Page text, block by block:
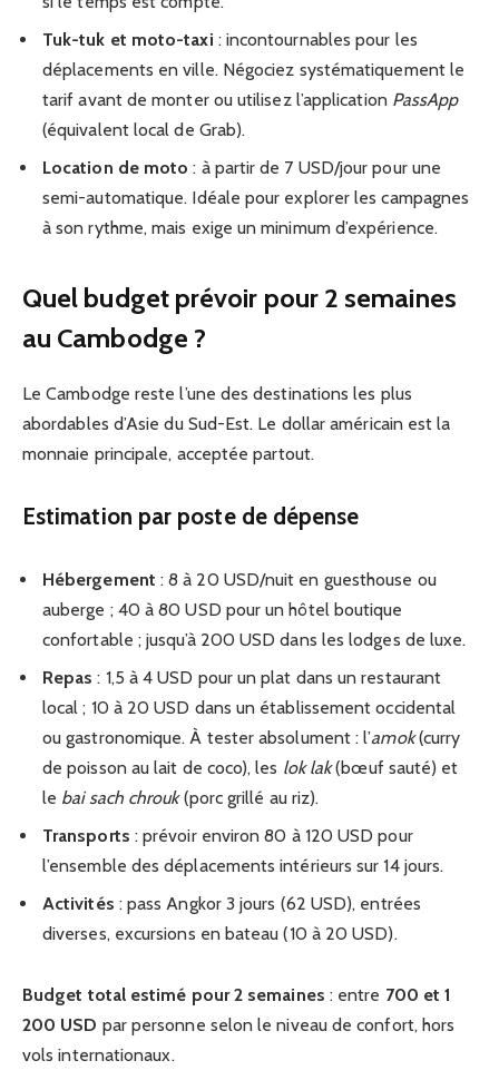
Tuk-tuk et moto-taxi : incontournables pour les
déplacements en ville. Négociez systématiquement le
tarif avant de monter ou utilisez l’application PassApp
(équivalent local de Grab).
Location de moto : à partir de 7 USD/jour pour une
semi-automatique. Idéale pour explorer les campagnes
à son rythme, mais exige un minimum d’expérience.
Quel budget prévoir pour 2 semaines
au Cambodge ?
Le Cambodge reste l’une des destinations les plus
abordables d’Asie du Sud-Est. Le dollar américain est la
monnaie principale, acceptée partout.
Estimation par poste de dépense
Hébergement : 8 à 20 USD/nuit en guesthouse ou
auberge ; 40 à 80 USD pour un hôtel boutique
confortable ; jusqu’à 200 USD dans les lodges de luxe.
Repas : 1,5 à 4 USD pour un plat dans un restaurant
local ; 10 à 20 USD dans un établissement occidental
ou gastronomique. À tester absolument : l’amok(curry
de poisson au lait de coco), les lok lak(bœuf sauté) et
le bai sach chrouk(porc grillé au riz).
Transports : prévoir environ 80 à 120 USD pour
l’ensemble des déplacements intérieurs sur 14 jours.
Activités : pass Angkor 3 jours (62 USD), entrées
diverses, excursions en bateau (10 à 20 USD).
Budget total estimé pour 2 semaines : entre 700 et 1
200 USD par personne selon le niveau de confort, hors
vols internationaux.